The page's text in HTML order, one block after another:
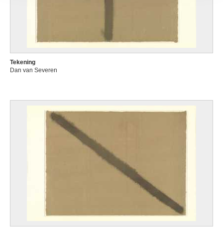
Tekening
Dan van Severen